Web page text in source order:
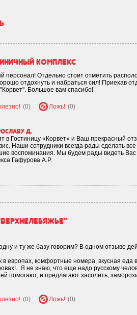
комплекс
Отдельно стоит отметить
отдохнуть и набраться сил! Приехав
Большое вам спасибо!
(0) Ложь! (0)
д.
в Гостиницу «Корвет» и Ваш прекрасный
Наши сотрудники всегда рады сделать
воспоминания. Мы будем рады видеть
Гафурова А.Р.
и ту же базу говорим? В одном отзыве
европах, комфортные номера, вкусная еда
Я не знаю, что еще надо русскому
помогают, и предлагают засолить,
(0) Ложь! (0)